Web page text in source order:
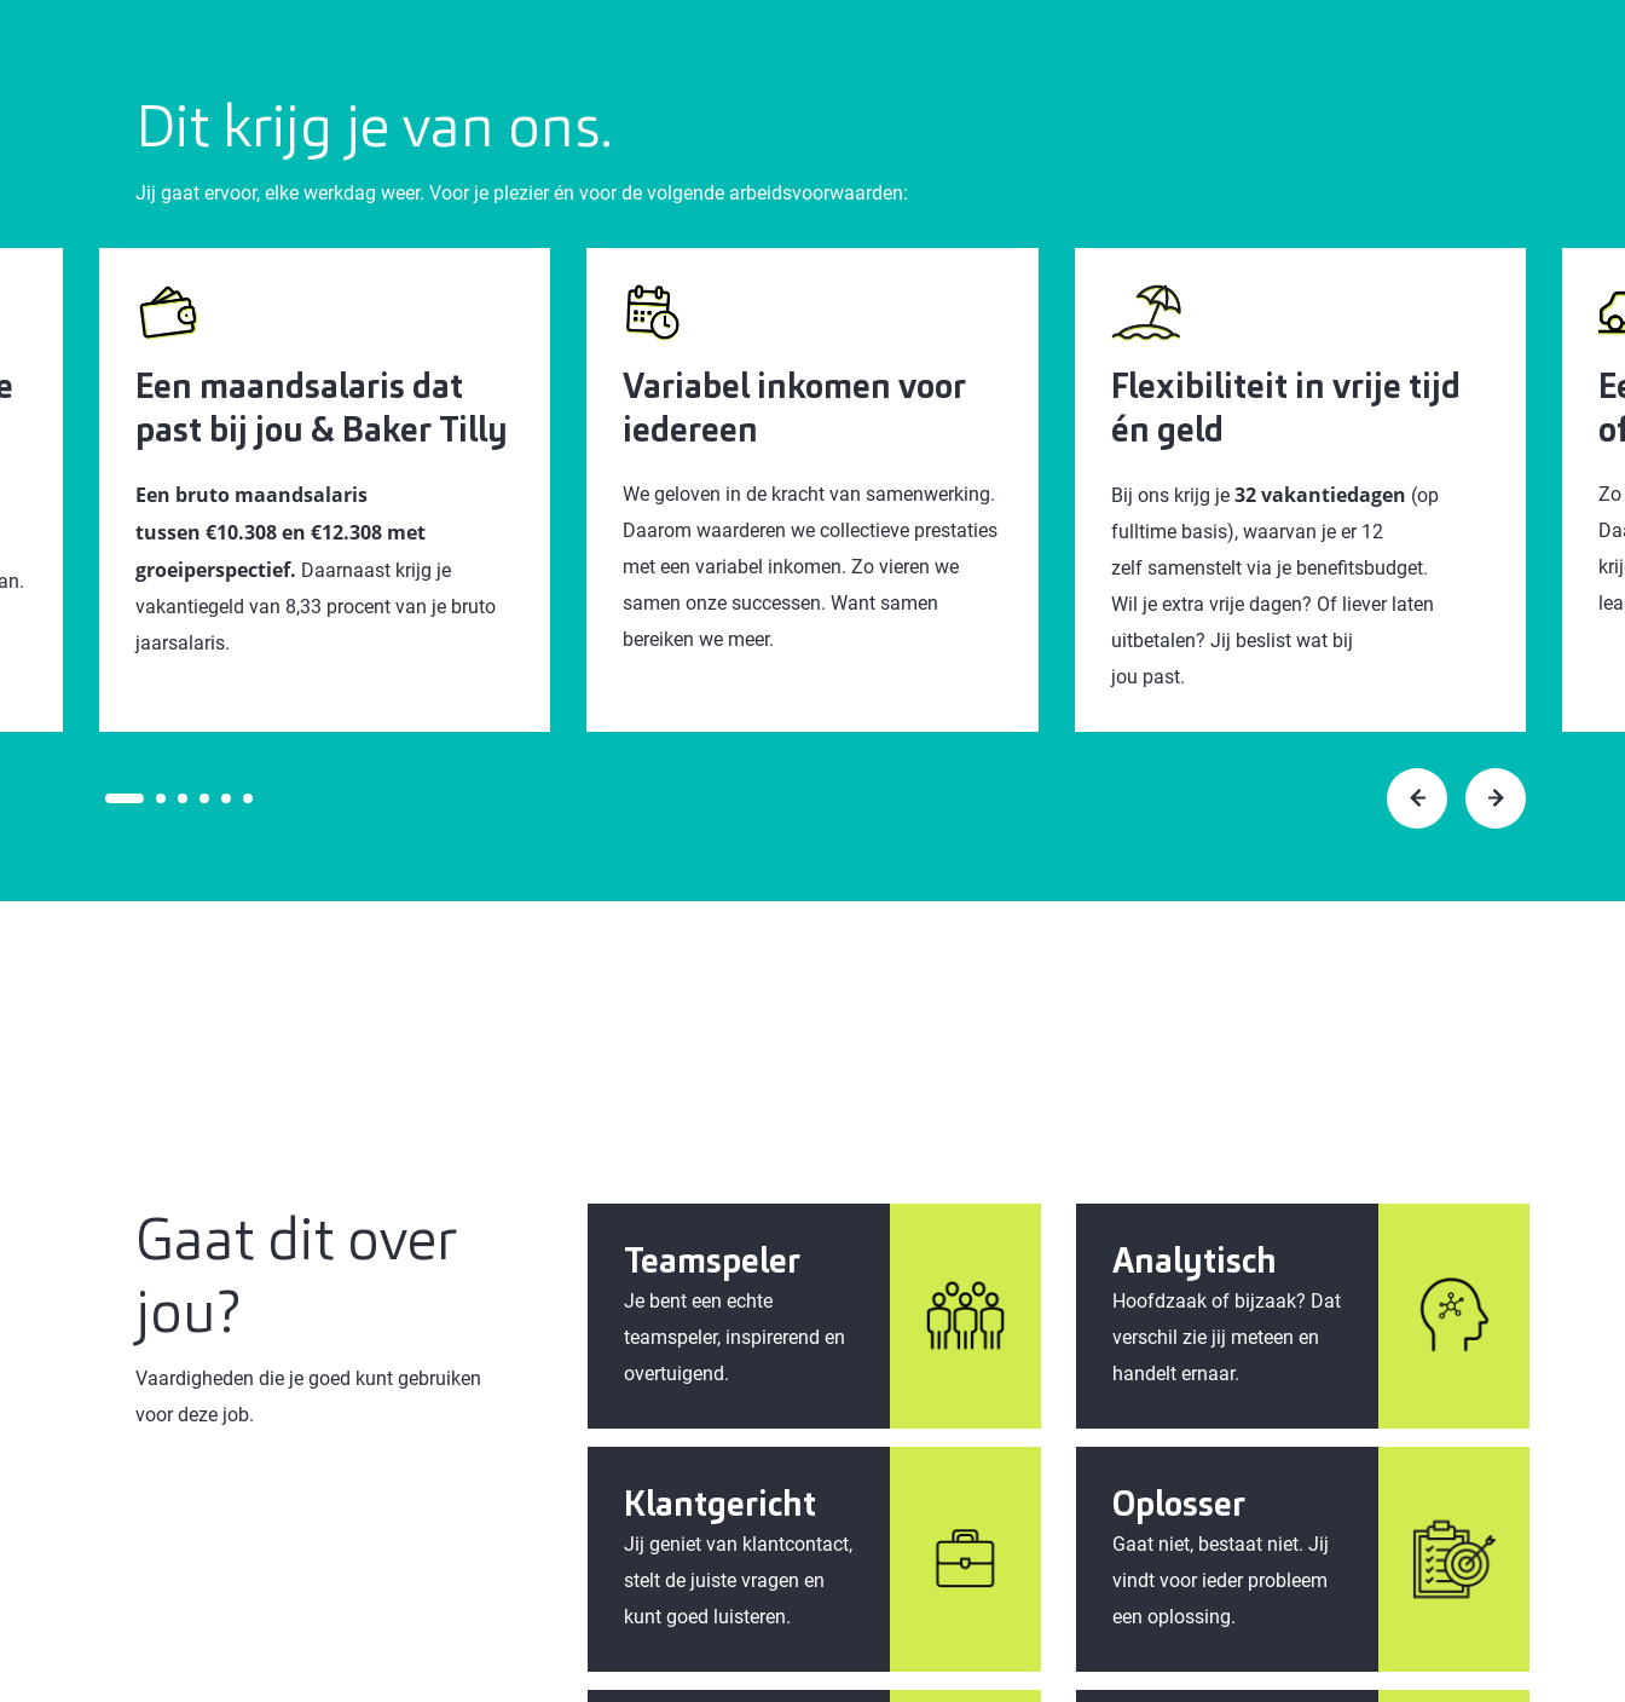
Dit krijg je van ons.
Jij gaat ervoor, elke werkdag weer. Voor je plezier én voor de volgende arbeidsvoorwaarden:
Een maandsalaris dat
past bij jou & Baker Tilly
Een bruto maandsalaris
tussen €10.308 en €12.308 met
groeiperspectief. Daarnaast krijg je
vakantiegeld van 8,33 procent van je bruto
jaarsalaris.
Variabel inkomen voor
iedereen
We geloven in de kracht van samenwerking.
Daarom waarderen we collectieve prestaties
met een variabel inkomen. Zo vieren we
samen onze successen. Want samen
bereiken we meer.
Flexibiliteit in vrije tijd
én geld
Bij ons krijg je 32 vakantiedagen (op
fulltime basis), waarvan je er 12
zelf samenstelt via je benefitsbudget.
Wil je extra vrije dagen? Of liever laten
uitbetalen? Jij beslist wat bij
jou past.
Zo
Gaat dit over
jou?
Vaardigheden die je goed kunt gebruiken
voor deze job.
Teamspeler
Je bent een echte
teamspeler, inspirerend en
overtuigend.
Klantgericht
Jij geniet van klantcontact,
stelt de juiste vragen en
kunt goed luisteren.
Analytisch
Hoofdzaak of bijzaak? Dat
verschil zie jij meteen en
handelt ernaar.
Oplosser
Gaat niet, bestaat niet. Jij
vindt voor ieder probleem
een oplossing.